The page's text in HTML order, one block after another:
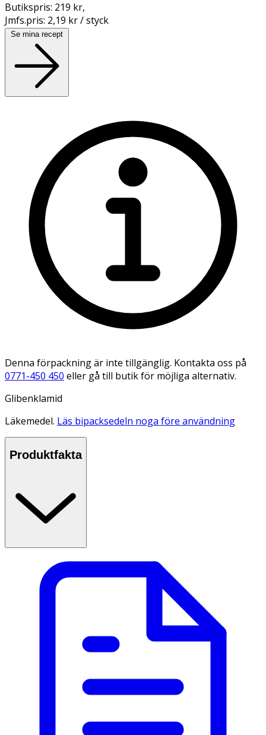
Butikspris: 219 kr,
Jmfs.pris: 2,19 kr / styck
Se mina recept
Denna förpackning är inte tillgänglig. Kontakta oss på
0771-450 450 eller gå till butik för möjliga alternativ.
Glibenklamid
Läkemedel. Läs bipacksedeln noga före användning
Produktfakta